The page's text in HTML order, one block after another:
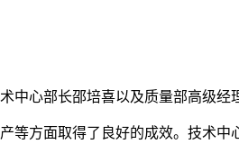
心部长邵培喜以及质量部高级经
方面取得了良好的成效。技术中